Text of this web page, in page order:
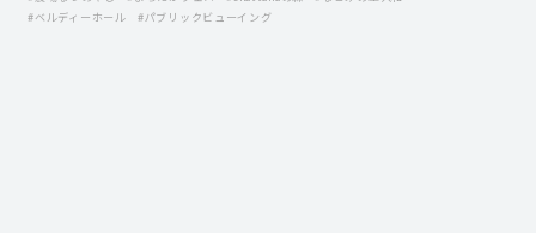
#ベルディーホール
#パブリックビューイング